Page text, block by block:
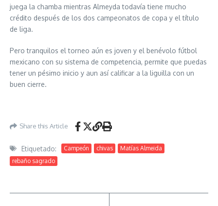
juega la chamba mientras Almeyda todavía tiene mucho
crédito después de los dos campeonatos de copa y el título
de liga.
Pero tranquilos el torneo aún es joven y el benévolo fútbol
mexicano con su sistema de competencia, permite que puedas
tener un pésimo inicio y aun así calificar a la liguilla con un
buen cierre.
Share this Article
Etiquetado: Campeón chivas
Matías Almeida
rebaño sagrado